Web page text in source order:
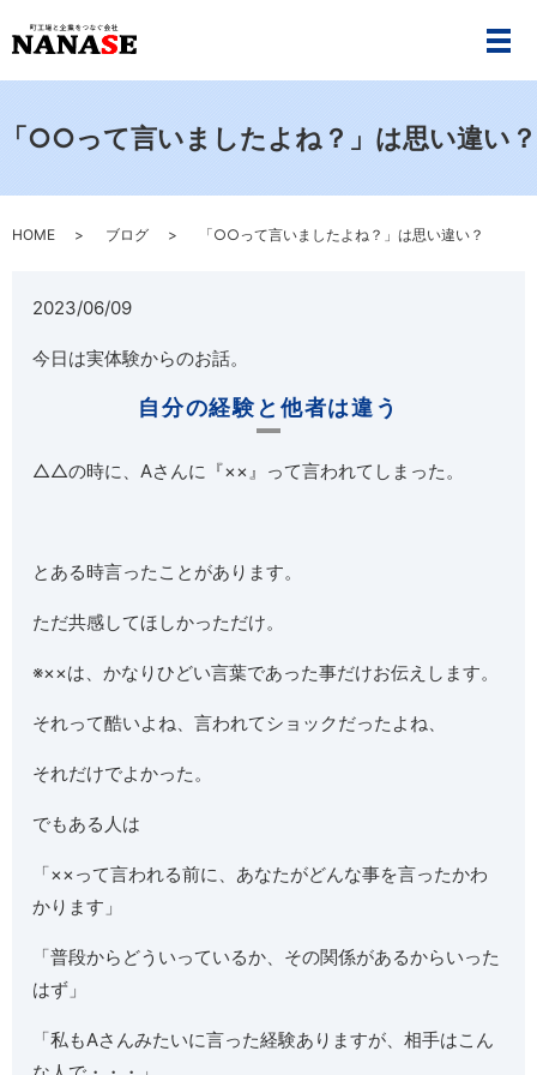
メ
「○○って言いましたよね？」は思い違い？
HOME ブログ 「○○って言いましたよね？」は思い違い？
2023/06/09
今日は実体験からのお話。
自分の経験と他者は違う
△△の時に、Aさんに『××』って言われてしまった。
とある時言ったことがあります。
ただ共感してほしかっただけ。
※××は、かなりひどい言葉であった事だけお伝えします。
それって酷いよね、言われてショックだったよね、
それだけでよかった。
でもある人は
「××って言われる前に、あなたがどんな事を言ったかわ
かります」
「普段からどういっているか、その関係があるからいった
はず」
「私もAさんみたいに言った経験ありますが、相手はこん